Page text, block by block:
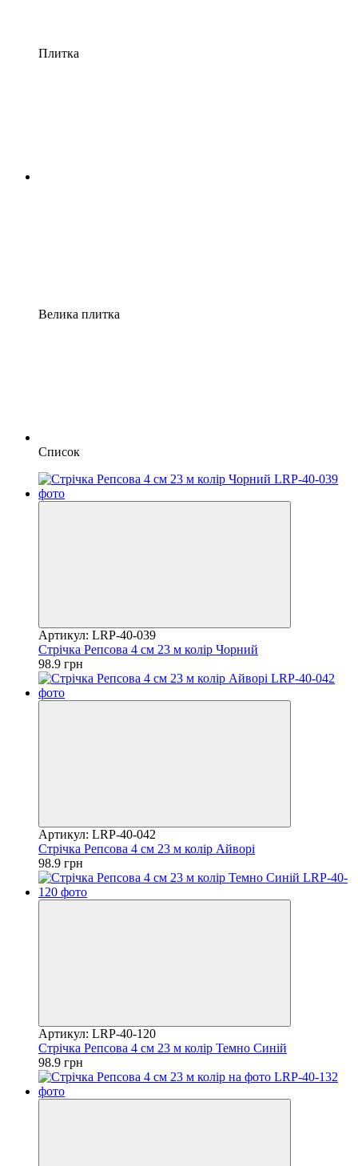
Плитка
Велика плитка
Список
Артикул: LRP-40-039
Стрічка Репсова 4 см 23 м колір Чорний
98.9 грн
Артикул: LRP-40-042
Стрічка Репсова 4 см 23 м колір Айворі
98.9 грн
Артикул: LRP-40-120
Стрічка Репсова 4 см 23 м колір Темно Синій
98.9 грн